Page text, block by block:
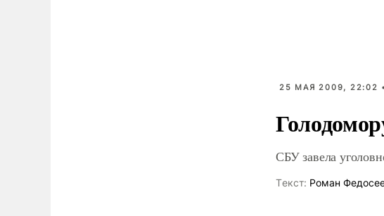
25 МАЯ 2009, 22:02
СБУ завела
Tекст: Роман